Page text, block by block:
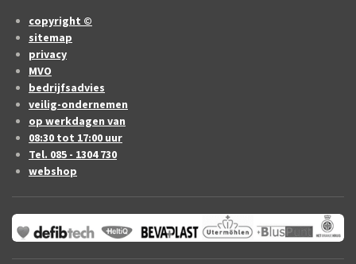
copyright ©
sitemap
privacy
MVO
bedrijfsadvies
veilig-ondernemen
op werkdagen van
08:30 tot 17:00 uur
Tel. 085 - 1304 730
webshop